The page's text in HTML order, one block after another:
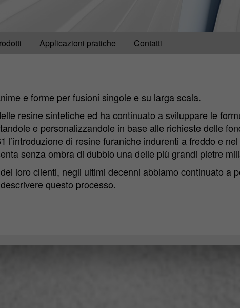
Applicazioni pratiche Contatti
e forme per fusioni singole e su larga scala.
resine sintetiche ed ha continuato a sviluppare le
e personalizzandole in base alle richieste delle
di resine furaniche indurenti a freddo e
senza ombra di dubbio una delle più grandi pietre
loro clienti, negli ultimi decenni abbiamo continuato a
questo processo.